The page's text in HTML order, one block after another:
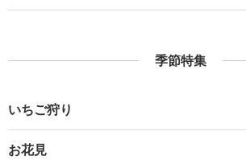
季節特集
いちご狩り
お花見